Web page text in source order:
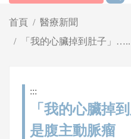
首頁
醫療新聞
「我的心臟掉到肚子」
:::
「我的心臟掉
是腹主動脈瘤